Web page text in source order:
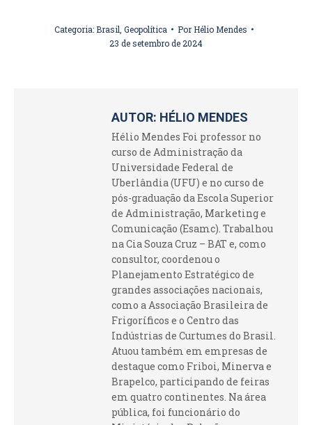
Categoria:Brasil Geopolítica PorHélio Mendes
23 de setembro de 2024
AUTOR: HÉLIO MENDES
Hélio Mendes Foi professor no
curso de Administração da
Universidade Federal de
Uberlândia (UFU) e no curso de
pós-graduação da Escola Superior
de Administração, Marketing e
Comunicação (Esamc). Trabalhou
na Cia Souza Cruz – BAT e, como
consultor, coordenou o
Planejamento Estratégico de
grandes associações nacionais,
como a Associação Brasileira de
Frigoríficos e o Centro das
Indústrias de Curtumes do Brasil.
Atuou também em empresas de
destaque como Friboi, Minerva e
Brapelco, participando de feiras
em quatro continentes. Na área
pública, foi funcionário do